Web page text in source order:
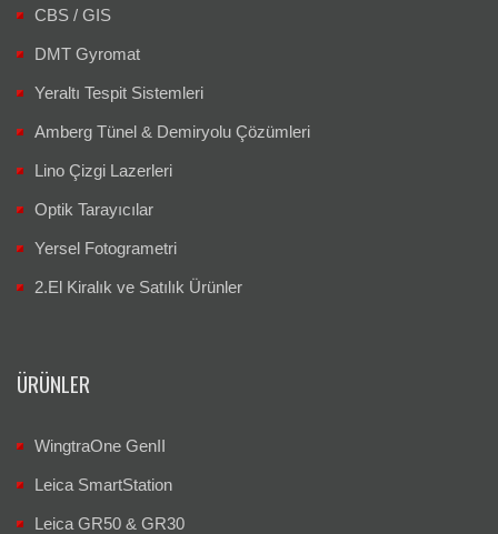
CBS / GIS
DMT Gyromat
Yeraltı Tespit Sistemleri
Amberg Tünel & Demiryolu Çözümleri
Lino Çizgi Lazerleri
Optik Tarayıcılar
Yersel Fotogrametri
2.El Kiralık ve Satılık Ürünler
ÜRÜNLER
WingtraOne GenII
Leica SmartStation
Leica GR50 & GR30